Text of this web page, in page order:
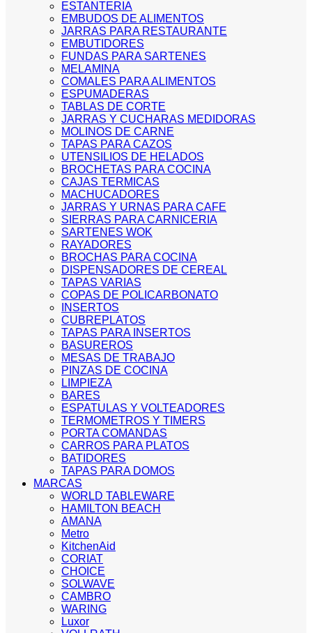
ESTANTERIA
EMBUDOS DE ALIMENTOS
JARRAS PARA RESTAURANTE
EMBUTIDORES
FUNDAS PARA SARTENES
MELAMINA
COMALES PARA ALIMENTOS
ESPUMADERAS
TABLAS DE CORTE
JARRAS Y CUCHARAS MEDIDORAS
MOLINOS DE CARNE
TAPAS PARA CAZOS
UTENSILIOS DE HELADOS
BROCHETAS PARA COCINA
CAJAS TERMICAS
MACHUCADORES
JARRAS Y URNAS PARA CAFE
SIERRAS PARA CARNICERIA
SARTENES WOK
RAYADORES
BROCHAS PARA COCINA
DISPENSADORES DE CEREAL
TAPAS VARIAS
COPAS DE POLICARBONATO
INSERTOS
CUBREPLATOS
TAPAS PARA INSERTOS
BASUREROS
MESAS DE TRABAJO
PINZAS DE COCINA
LIMPIEZA
BARES
ESPATULAS Y VOLTEADORES
TERMOMETROS Y TIMERS
PORTA COMANDAS
CARROS PARA PLATOS
BATIDORES
TAPAS PARA DOMOS
MARCAS
WORLD TABLEWARE
HAMILTON BEACH
AMANA
Metro
KitchenAid
CORIAT
CHOICE
SOLWAVE
CAMBRO
WARING
Luxor